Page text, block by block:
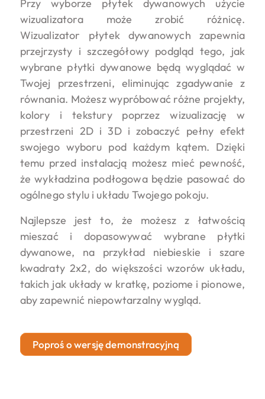
Przy wyborze płytek dywanowych użycie
wizualizatora może zrobić różnicę.
Wizualizator płytek dywanowych zapewnia
przejrzysty i szczegółowy podgląd tego, jak
wybrane płytki dywanowe będą wyglądać w
Twojej przestrzeni, eliminując zgadywanie z
równania. Możesz wypróbować różne projekty,
kolory i tekstury poprzez wizualizację w
przestrzeni 2D i 3D i zobaczyć pełny efekt
swojego wyboru pod każdym kątem. Dzięki
temu przed instalacją możesz mieć pewność,
że wykładzina podłogowa będzie pasować do
ogólnego stylu i układu Twojego pokoju.
Najlepsze jest to, że możesz z łatwością
mieszać i dopasowywać wybrane płytki
dywanowe, na przykład niebieskie i szare
kwadraty 2x2, do większości wzorów układu,
takich jak układy w kratkę, poziome i pionowe,
aby zapewnić niepowtarzalny wygląd.
Poproś o wersję demonstracyjną